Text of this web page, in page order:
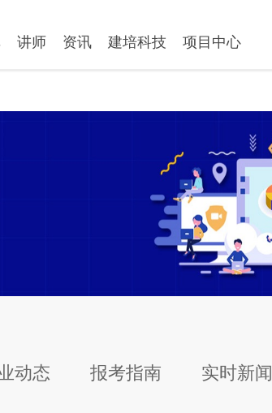
讲师 资讯 建培科技 项目中心
动态 报考指南 实时新闻